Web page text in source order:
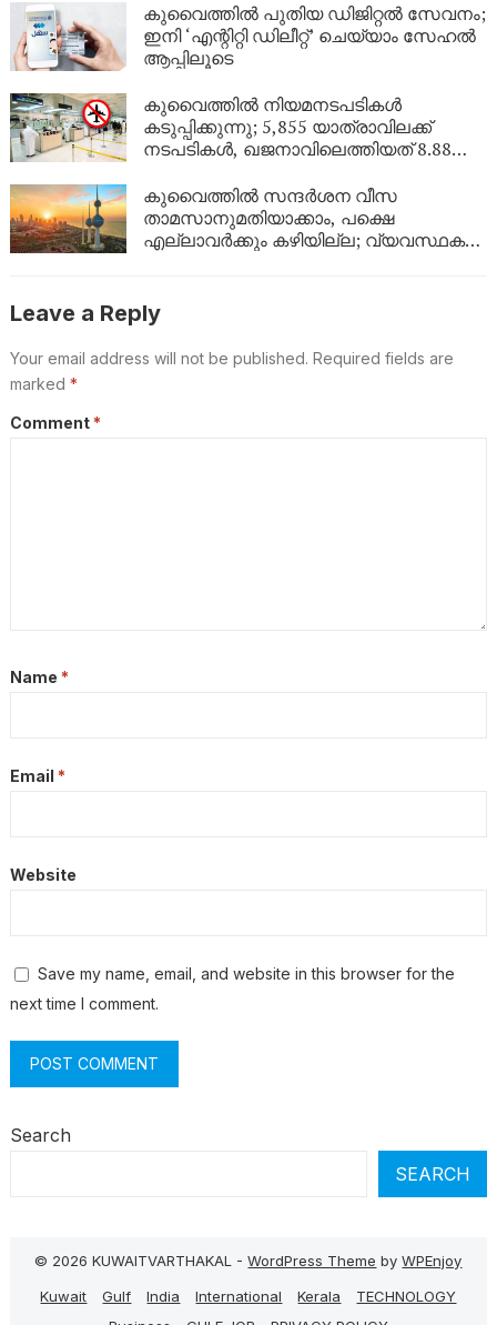
കുവൈത്തിൽ പുതിയ ഡിജിറ്റൽ സേവനം;
ഇനി ‘എന്റിറ്റി ഡിലീറ്റ്’ ചെയ്യാം സേഹൽ
ആപ്പിലൂടെ
കുവൈത്തിൽ നിയമനടപടികൾ
കടുപ്പിക്കുന്നു; 5,855 യാത്രാവിലക്ക്
നടപടികൾ, ഖജനാവിലെത്തിയത് 8.88
കുവൈത്തിൽ സന്ദർശന വീസ
താമസാനുമതിയാക്കാം, പക്ഷെ
എല്ലാവർക്കും കഴിയില്ല; വ്യവസ്ഥകൾ
Leave a Reply
Your email address will not be published. Required fields are
marked *
Comment *
Name *
Email *
Website
Save my name, email, and website in this browser for the
next time I comment.
Search
SEARCH
© 2026 KUWAITVARTHAKAL -WordPress Theme byWPEnjoy
Kuwait
Gulf India International Kerala
TECHNOLOGY